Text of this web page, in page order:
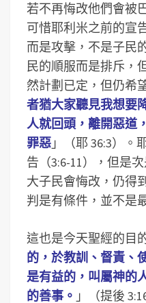
若不再悔改他們會被
可惜耶利米之前的宣
而是攻擊，不是子民
民的順服而是排斥，
然計劃已定，但仍希
者猶大家聽見我想要
人就回頭，離開惡道
罪惡 」（耶 36:3）。
告（3:6-11），但是
大子民會悔改，仍得
判是有條件，並不是
這也是今天聖經的目
的，於教訓、督責、
是有益的，叫屬神的
的善事。 」（提後